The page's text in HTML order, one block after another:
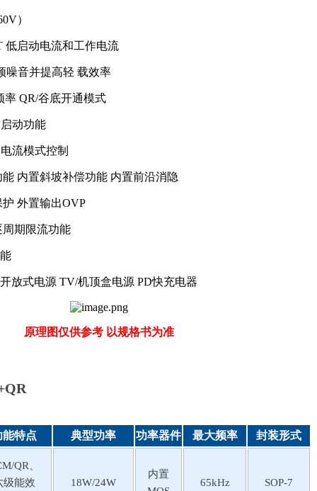
）
低启动电流和工作电流
噪音并提高轻 载效率
率 QR/谷底开通模式
动功能
流模式控制
内置斜坡补偿功能 内置前沿消隐
外置输出OVP
期限流功能
放式电源 TV/机顶盒电源 PD快充电器
原理图仅供参考 以规格书为准
能特点 典型功率 功率器件 最大频率 封装形式
QR、
级能效
18W/24W
内置
65kHz SOP-7